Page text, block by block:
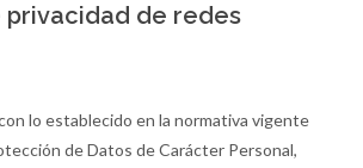
privacidad de redes
lo establecido en la normativa vigente
de Datos de Carácter Personal,